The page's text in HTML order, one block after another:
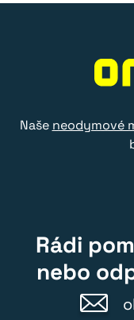
Naše neodymové
Rádi
nebo